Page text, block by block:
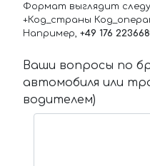
Формат выглядит
+Код_страны
Например, +49 176
Ваши вопросы по
автомобиля или
водителем)